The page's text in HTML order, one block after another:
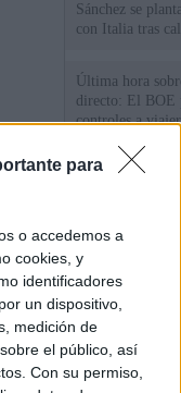
para
o accedemos a
cookies, y
identificadores
un dispositivo,
medición de
el público, así
Con su permiso,
Sánchez se
con Italia tras
Última hora
directo: El BOE
controles a
Los viajeros
Sánchez